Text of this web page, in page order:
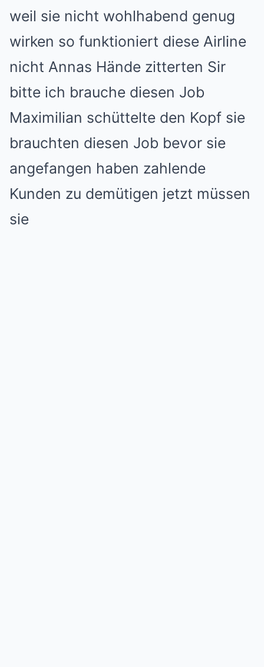
weil sie nicht wohlhabend genug
wirken so funktioniert diese Airline
nicht Annas Hände zitterten Sir
bitte ich brauche diesen Job
Maximilian schüttelte den Kopf sie
brauchten diesen Job bevor sie
angefangen haben zahlende
Kunden zu demütigen jetzt müssen
sie